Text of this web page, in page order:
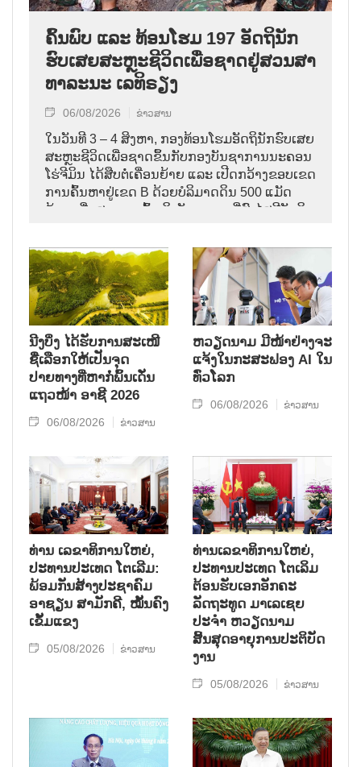
ຄົ້ນ​ພົບ ແລະ ທ້ອນ​ໂຮມ 197 ອັດ​ຖິ​ນັກ​
ຮົບ​ເສຍ​ສະຫຼະ​ຊີ​ວິດ​ເພື່ອ​ຊາດ​ຢູ່​ສວນ​ສາ​
ທາ​ລະ​ນະ ເລ​ທິ​ຣຽງ
06/08/2026 ຂ່າວສານ
ໃນ​ວັນ​ທີ 3 – 4 ສິງ​ຫາ, ກອງ​ທ້ອນ​ໂຮມ​ອັດ​ຖິ​ນັກ​ຮົບ​ເສຍ​
ສະຫຼະ​ຊີ​ວິດ​ເພື່ອ​ຊາດ​ຂຶ້ນ​ກັບ​ກອງ​ບັນ​ຊາ​ການ​ນະ​ຄອນ ​
ໂຮ່​ຈີ​ມິນ ໄດ້​ສືບ​ຕໍ່​ເຄື່ອນ​ຍ້າຍ ແລະ ເປີດກວ້າງ​ຂອບ​ເຂດ​
ການ​ຄົ້ນ​ຫາຢູ່​ເຂດ B ດ້ວຍບໍລິມາດ​ດິນ 500 ແມັດ​
ກ້ອນ ເພື່ອ​ສາມາດເຂົ້າ​ເຖິງ​ບັນ​ດາ​ເຂດ​ທີ່​ສົງ​ໄສ​ມີ​ອັດ​ຖິ​
ນີງບິ່ງ ໄດ້ຮັບການສະເໜີ
ຊື່ເລືອກໃຫ້ເປັນຈຸດ
ປາຍທາງທີ່ຫາກໍ່ພົ້ນເດັ່ນ
ແຖວໜ້າ ອາຊີ 2026
06/08/2026 ຂ່າວສານ
ຫວຽດນາມ ມີໜ້າຢ່າງຈະ
ແຈ້ງໃນກະສະຟອງ AI ໃນ
ທົ່ວໂລກ
06/08/2026 ຂ່າວສານ
ທ່ານ ເລຂາທິການໃຫຍ່,
ປະທານປະເທດ ໂຕເລີມ:
ພ້ອມກັນສ້າງປະຊາຄົມ
ອາຊຽນ ສາມັກຄີ, ໝັ້ນຄົງ
ເຂັ້ມແຂງ
05/08/2026 ຂ່າວສານ
ທ່ານເລຂາທິການໃຫຍ່,
ປະທານປະເທດ ໂຕເລິມ
ຕ້ອນຮັບເອກອັກຄະ
ລັດຖະທູດ ມາເລເຊຍ
ປະຈຳ ຫວຽດນາມ
ສິ້ນສຸດອາຍຸການປະຕິບັດ
ງານ
05/08/2026 ຂ່າວສານ